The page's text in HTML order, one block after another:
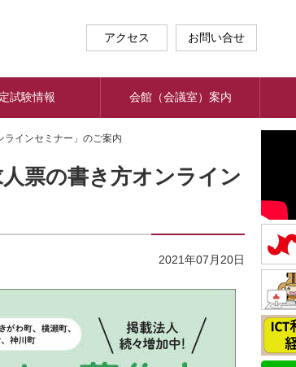
アクセス お問い合せ
試験情報 会館（会議室）案内
ラインセミナー」のご案内
人票の書き方オンライン
2021年07月20日